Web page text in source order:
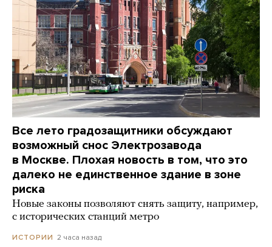
Все лето градозащитники обсуждают
возможный снос Электрозавода
в Москве. Плохая новость в том, что это
далеко не единственное здание в зоне
риска
Новые законы позволяют снять защиту, например,
с исторических станций метро
ИСТОРИИ 2 часа назад